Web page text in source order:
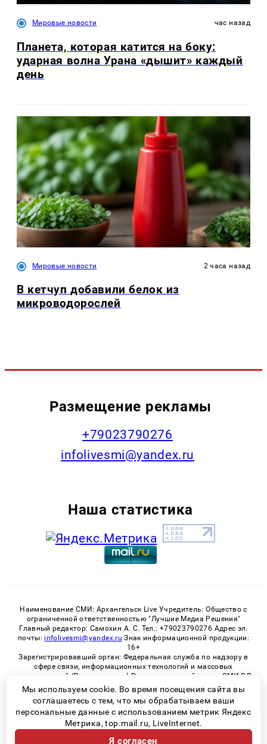
Мировые новости час назад
Планета, которая катится на боку:
ударная волна Урана «дышит» каждый
день
Мировые новости 2 часа назад
В кетчуп добавили белок из
микроводорослей
Размещение рекламы
+79023790276
infolivesmi@yandex.ru
Наша статистика
Наименование СМИ: Архангельск Live Учредитель: Общество с
ограниченной ответственностью "Лучшие Медиа Решения"
Главный редактор: Самохин А. С. Тел.: +79023790276 Адрес эл.
почты: infolivesmi@yandex.ru Знак информационной продукции:
16+
Зарегистрировавший орган: Федеральная служба по надзору в
сфере связи, информационных технологий и массовых
коммуникаций (Роскомнадзор) Регистрационный номер СМИ ЭЛ
№ ФС 77 - 82533 от 21.01.2022
© 2026 «Архангельск Live» | Все права защищены
Возрастная категория сайта 16+
Мы используем cookie. Во время посещения сайта вы
соглашаетесь с тем, что мы обрабатываем ваши
персональные данные с использованием метрик Яндекс
Метрика, top.mail.ru, LiveInternet.
Я согласен